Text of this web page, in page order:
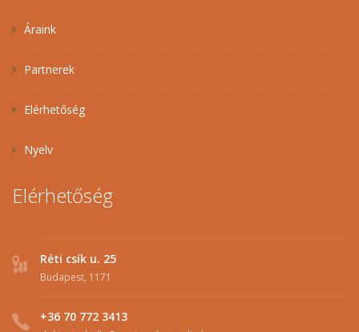
Áraink
Partnerek
Elérhetőség
Nyelv
Elérhetőség
Réti csík u. 25
Budapest, 1171
+36 70 772 3413